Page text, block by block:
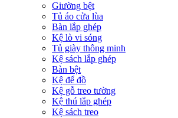
Giường bệt
Tủ áo cửa lùa
Bàn lắp ghép
Kệ lò vi sóng
Tủ giày thông minh
Kệ sách lắp ghép
Bàn bệt
Kệ để đồ
Kệ gỗ treo tường
Kệ thú lắp ghép
Kệ sách treo